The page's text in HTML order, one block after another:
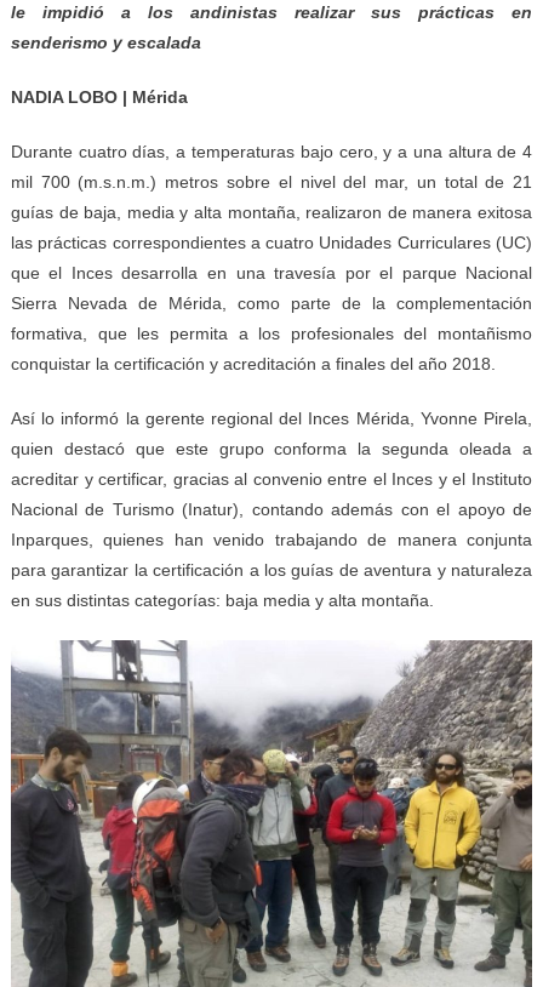
le impidió a los andinistas realizar sus prácticas en
senderismo y escalada
NADIA LOBO | Mérida
Durante cuatro días, a temperaturas bajo cero, y a una altura de 4
mil 700 (m.s.n.m.) metros sobre el nivel del mar, un total de 21
guías de baja, media y alta montaña, realizaron de manera exitosa
las prácticas correspondientes a cuatro Unidades Curriculares (UC)
que el Inces desarrolla en una travesía por el parque Nacional
Sierra Nevada de Mérida, como parte de la complementación
formativa, que les permita a los profesionales del montañismo
conquistar la certificación y acreditación a finales del año 2018.
Así lo informó la gerente regional del Inces Mérida, Yvonne Pirela,
quien destacó que este grupo conforma la segunda oleada a
acreditar y certificar, gracias al convenio entre el Inces y el Instituto
Nacional de Turismo (Inatur), contando además con el apoyo de
Inparques, quienes han venido trabajando de manera conjunta
para garantizar la certificación a los guías de aventura y naturaleza
en sus distintas categorías: baja media y alta montaña.